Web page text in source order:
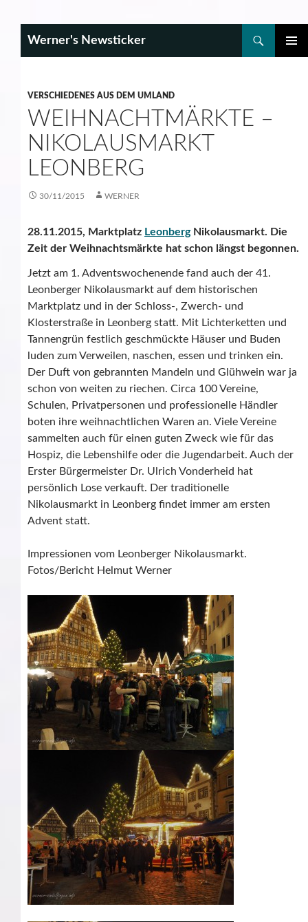
Werner's Newsticker
VERSCHIEDENES AUS DEM UMLAND
WEIHNACHTMÄRKTE –
NIKOLAUSMARKT
LEONBERG
30/11/2015 WERNER
28.11.2015, Marktplatz LeonbergNikolausmarkt. Die
Zeit der Weihnachtsmärkte hat schon längst begonnen.
Jetzt am 1. Adventswochenende fand auch der 41.
Leonberger Nikolausmarkt auf dem historischen
Marktplatz und in der Schloss-, Zwerch- und
Klosterstraße in Leonberg statt. Mit Lichterketten und
Tannengrün festlich geschmückte Häuser und Buden
luden zum Verweilen, naschen, essen und trinken ein.
Der Duft von gebrannten Mandeln und Glühwein war ja
schon von weiten zu riechen. Circa 100 Vereine,
Schulen, Privatpersonen und professionelle Händler
boten ihre weihnachtlichen Waren an. Viele Vereine
sammelten auch für einen guten Zweck wie für das
Hospiz, die Lebenshilfe oder die Jugendarbeit. Auch der
Erster Bürgermeister Dr. Ulrich Vonderheid hat
persönlich Lose verkauft. Der traditionelle
Nikolausmarkt in Leonberg findet immer am ersten
Advent statt.
Impressionen vom Leonberger Nikolausmarkt.
Fotos/Bericht Helmut Werner